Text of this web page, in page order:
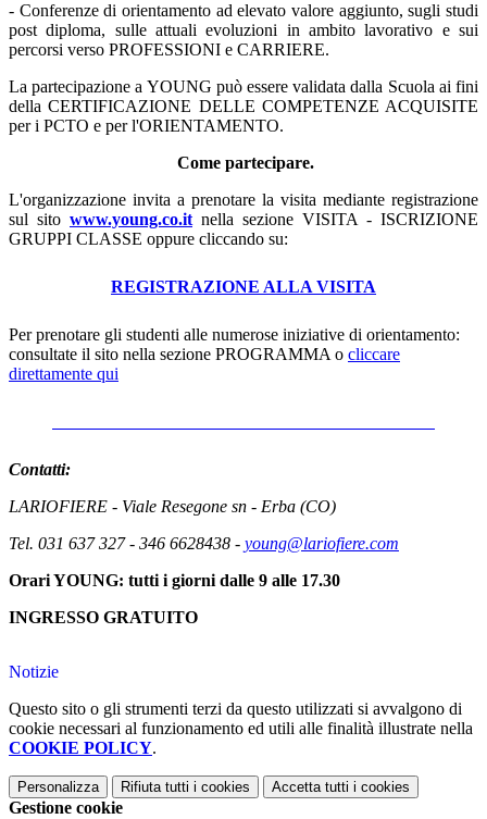
- Conferenze di orientamento ad elevato valore aggiunto, sugli studi
post diploma, sulle attuali evoluzioni in ambito lavorativo e sui
percorsi verso PROFESSIONI e CARRIERE.
La partecipazione a YOUNG può essere validata dalla Scuola ai fini
della CERTIFICAZIONE DELLE COMPETENZE ACQUISITE
per i PCTO e per l'ORIENTAMENTO.
Come partecipare.
L'organizzazione invita a prenotare la visita mediante registrazione
sul sito www.young.co.it nella sezione VISITA - ISCRIZIONE
GRUPPI CLASSE oppure cliccando su:
REGISTRAZIONE ALLA VISITA
Per prenotare gli studenti alle numerose iniziative di orientamento:
consultate il sito nella sezione PROGRAMMA o cliccare
direttamente qui
Contatti:
LARIOFIERE - Viale Resegone sn - Erba (CO)
Tel. 031 637 327 - 346 6628438 - young@lariofiere.com
Orari YOUNG: tutti i giorni dalle 9 alle 17.30
INGRESSO GRATUITO
Notizie
Questo sito o gli strumenti terzi da questo utilizzati si avvalgono di
cookie necessari al funzionamento ed utili alle finalità illustrate nella
COOKIE POLICY.
Personalizza Rifiuta tutti i cookies Accetta tutti i cookies
Gestione cookie